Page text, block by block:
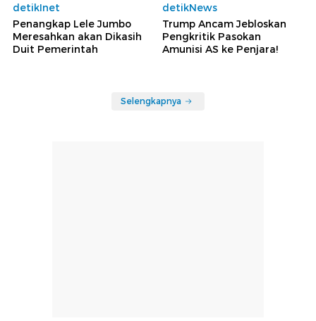
detikInet
Penangkap Lele Jumbo
Meresahkan akan Dikasih
Duit Pemerintah
detikNews
Trump Ancam Jebloskan
Pengkritik Pasokan
Amunisi AS ke Penjara!
Selengkapnya